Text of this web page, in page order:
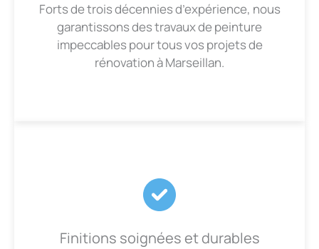
Forts de trois décennies d’expérience, nous
garantissons des travaux de peinture
impeccables pour tous vos projets de
rénovation à Marseillan.
Finitions soignées et durables